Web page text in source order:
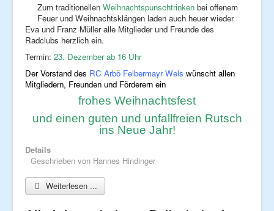
Zum traditionellen Weihnachtspunschtrinken bei offenem
Feuer und Weihnachtsklängen laden auch heuer wieder
Eva und Franz Müller alle Mitglieder und Freunde des
Radclubs herzlich ein.
Termin: 23. Dezember ab 16 Uhr
Der Vorstand des RC Arbö Felbermayr Wels wünscht allen
Mitgliedern, Freunden und Förderern ein
frohes Weihnachtsfest
und einen guten und unfallfreien Rutsch
ins Neue Jahr!
Details
Geschrieben von Hannes Hindinger
Weiterlesen ...